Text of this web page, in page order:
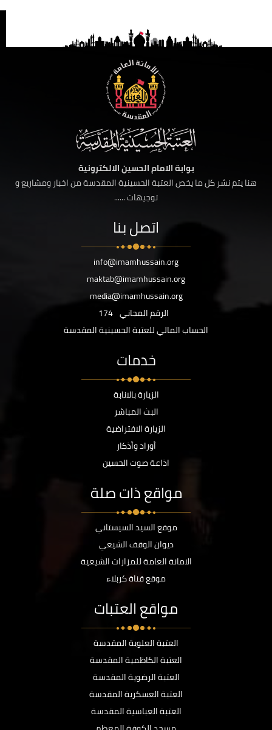
بوابة الامام الحسين الالكترونية
هنا يتم نشر كل ما يخص العتبة الحسينية المقدسة من اخبار ومشاريع و
توجيهات ......
اتصل بنا
info@imamhussain.org
maktab@imamhussain.org
media@imamhussain.org
الرقم المجاني 174
الحساب المالي للعتبة الحسينية المقدسة
خدمات
الزيارة بالانابة
البث المباشر
الزيارة الافتراضية
أوراد وأذكار
اذاعة صوت الحسين
مواقع ذات صلة
موقع السيد السيستاني
ديوان الوقف الشيعي
الامانة العامة للمزارات الشيعية
موقع قناة كربلاء
مواقع العتبات
العتبة العلوية المقدسة
العتبة الكاظمية المقدسة
العتبة الرضوية المقدسة
العتبة العسكرية المقدسة
العتبة العباسية المقدسة